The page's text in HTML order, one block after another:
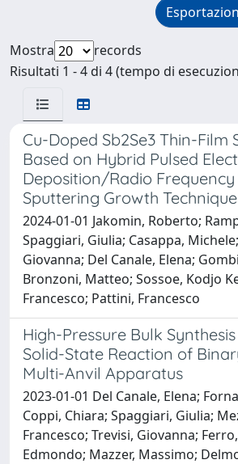
Mostra
records
Risultati 1 - 4 di 4 (tempo di
Cu-Doped Sb2Se3 Thin-Film
Based on Hybrid Pulsed
Deposition/Radio
Sputtering Growth
2024-01-01 Jakomin, Roberto;
Spaggiari, Giulia; Casappa,
Giovanna; Del Canale, Elena;
Bronzoni, Matteo; Sossoe, Kodjo
Francesco; Pattini, Francesco
High-Pressure Bulk
Solid-State Reaction of
Multi-Anvil Apparatus
2023-01-01 Del Canale, Elena;
Coppi, Chiara; Spaggiari, Giulia;
Francesco; Trevisi, Giovanna;
Edmondo; Mazzer, Massimo;